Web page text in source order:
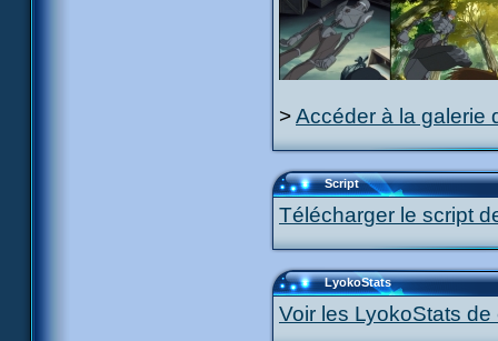
>Accéder à la galerie
Script
Télécharger le script
LyokoStats
Voir les LyokoStats